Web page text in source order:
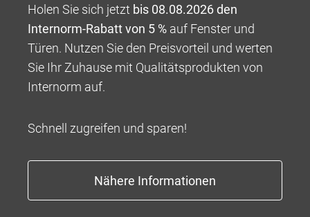
Holen Sie sich jetzt bis 08.08.2026 den
Internorm-Rabatt von 5 % auf Fenster und
Türen. Nutzen Sie den Preisvorteil und werten
Sie Ihr Zuhause mit Qualitätsprodukten von
Internorm auf.
Schnell zugreifen und sparen!